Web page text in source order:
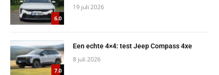
6.0
19 juli 2026
7.0
Een echte 4×4: test Jeep Compass 4xe
8 juli 2026